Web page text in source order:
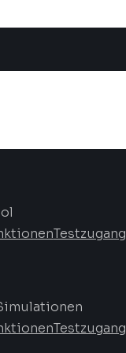
Testzugang
Testzugang